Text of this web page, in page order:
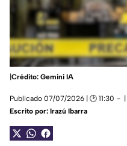
Crédito: Gemini IA
Publicado 07/07/2026 | 🕑 11:30
Escrito por: Irazú Ibarra